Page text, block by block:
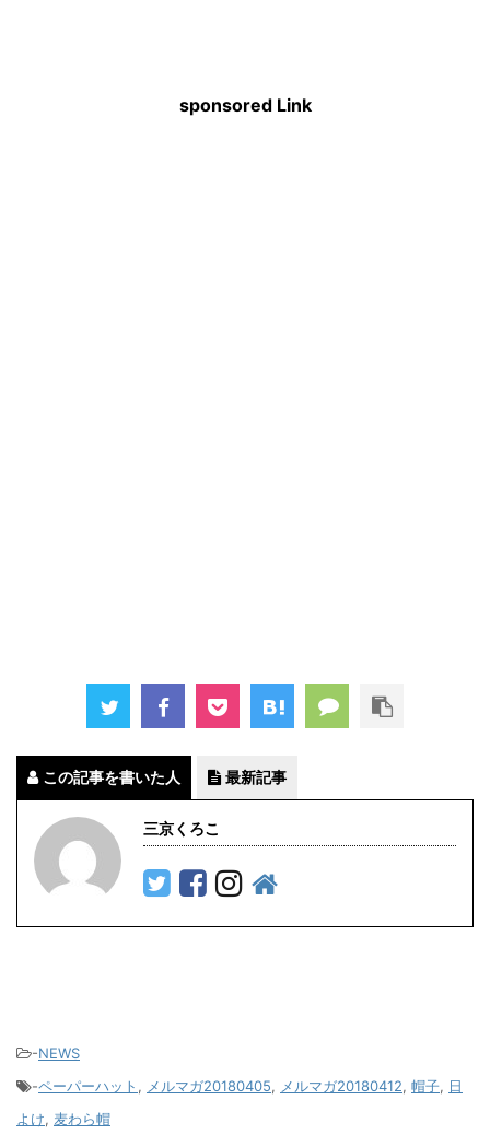
sponsored Link
この記事を書いた人 最新記事
三京くろこ
-NEWS
-ペーパーハット , メルマガ20180405, メルマガ20180412, 帽子, 日
よけ, 麦わら帽